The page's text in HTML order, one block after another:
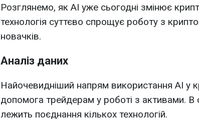
Розглянемо, як AI уже сьогодні змінює
технологія суттєво спрощує роботу з
новачків.
Аналіз даних
Найочевидніший напрям використання AI у
допомога трейдерам у роботі з активами. В
лежить поєднання кількох технологій.